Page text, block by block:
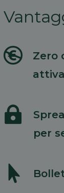

Zero

per
